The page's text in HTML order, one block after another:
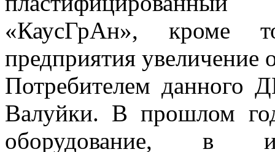
«КаусГрАн», кроме
предприятия увеличение
Потребителем данного
Валуйки. В прошлом
оборудование, в